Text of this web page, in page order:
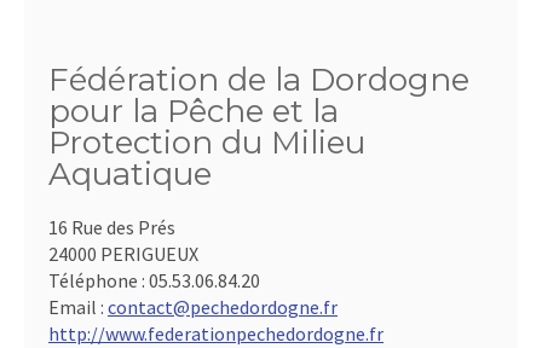
Fédération de la Dordogne
pour la Pêche et la
Protection du Milieu
Aquatique
16 Rue des Prés
24000 PERIGUEUX
Téléphone : 05.53.06.84.20
Email : contact@pechedordogne.fr
http://www.federationpechedordogne.fr